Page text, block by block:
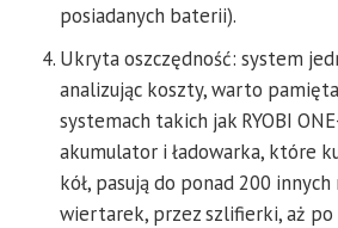
posiadanych baterii).
Ukryta oszczędność: system
analizując koszty, warto
systemach takich jak RYOBI
akumulator i ładowarka, które
kół, pasują do ponad 200
wiertarek, przez szlifierki, aż po